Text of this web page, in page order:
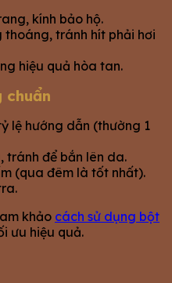
kính bảo hộ.
tránh hít phải hơi
hiệu quả hòa tan.
chuẩn
lệ hướng dẫn (thường 1
để bắn lên da.
(qua đêm là tốt nhất).
khảo cách sử dụng bột
ưu hiệu quả.